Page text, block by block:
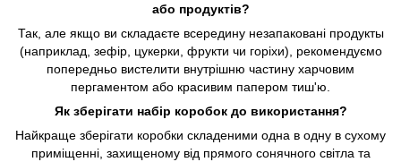
або продуктів?
Так, але якщо ви складаєте всередину незапаковані продукты
(наприклад, зефір, цукерки, фрукти чи горіхи), рекомендуємо
попередньо вистелити внутрішню частину харчовим
пергаментом або красивим папером тиш'ю.
Як зберігати набір коробок до використання?
Найкраще зберігати коробки складеними одна в одну в сухому
приміщенні, захищеному від прямого сонячного світла та